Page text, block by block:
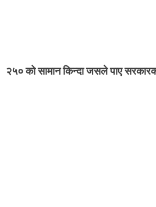
२५० को सामान किन्दा जसले पाए